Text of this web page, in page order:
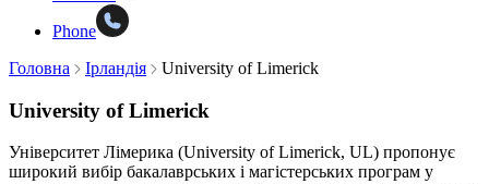
Phone
Головна
Ірландія University of Limerick
University of Limerick
Університет Лімерика (University of Limerick, UL) пропонує
широкий вибір бакалаврських і магістерських програм у